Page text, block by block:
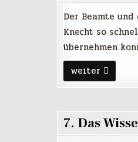
Der Beamte
Knecht so
übernehmen
weiter 8.
Das
7. Das